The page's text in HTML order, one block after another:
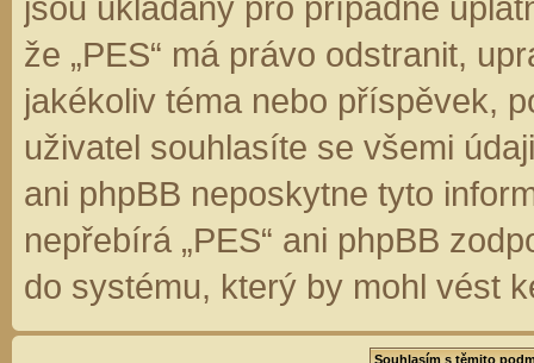
že „PES“ má právo odstranit,
jakékoliv téma nebo příspěvek,
uživatel souhlasíte se všemi
ani phpBB neposkytne tyto
nepřebírá „PES“ ani phpBB
do systému, který by mohl vést